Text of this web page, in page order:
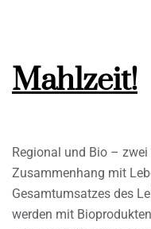
Mahlzeit!
Regional und Bio –
Zusammenhang mit
Gesamtumsatzes des
werden mit